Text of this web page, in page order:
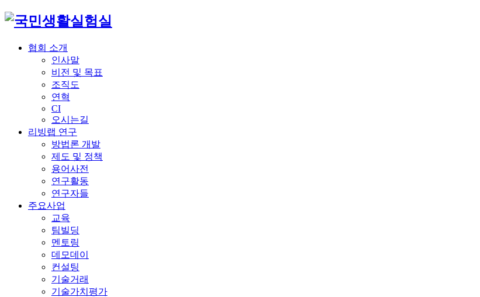
협회 소개
인사말
비전 및 목표
조직도
연혁
CI
오시는길
리빙랩 연구
방법론 개발
제도 및 정책
용어사전
연구활동
연구자들
주요사업
교육
팀빌딩
멘토링
데모데이
컨설팅
기술거래
기술가치평가